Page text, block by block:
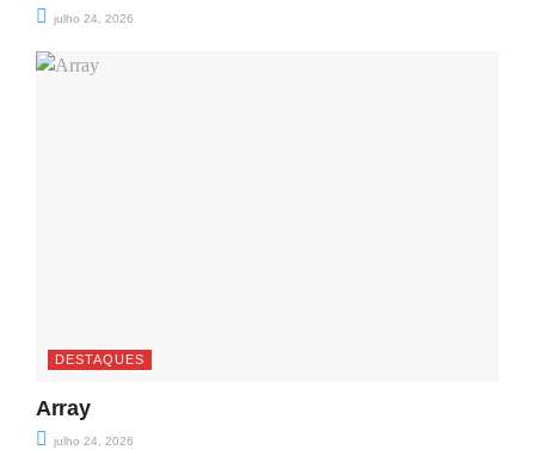
julho 24, 2026
DESTAQUES
Array
julho 24, 2026